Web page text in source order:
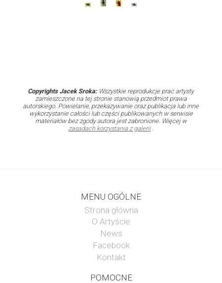
Copyrights Jacek Sroka:Wszystkie reprodukcje prac artysty
zamieszczone na tej stronie stanowią przedmiot prawa
autorskiego. Powielanie, przekazywanie oraz publikacja lub inne
wykorzystanie całości lub części publikowanych w serwisie
materiałów bez zgody autora jest zabronione. Więcej w
zasadach korzystania z galerii.
MENU OGÓLNE
Strona główna
O Artyście
News
Facebook
Kontakt
POMOCNE